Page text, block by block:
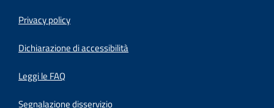
Privacy policy
Dichiarazione di accessibilità
Leggi le FAQ
Segnalazione disservizio